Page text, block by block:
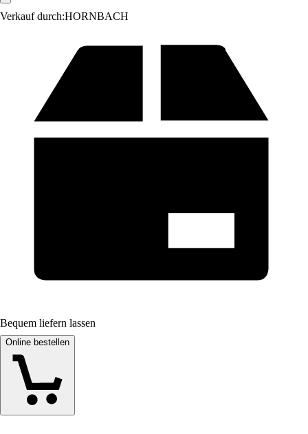
Verkauf durch:HORNBACH
Bequem liefern lassen
Online bestellen